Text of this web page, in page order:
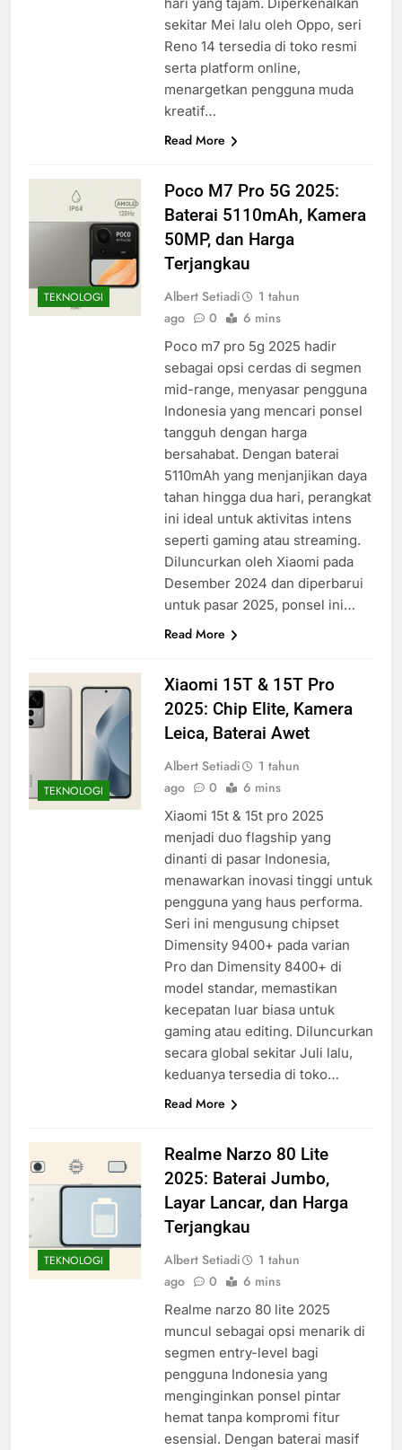
sekitar Mei lalu oleh Oppo, seri
Reno 14 tersedia di toko resmi
serta platform online,
menargetkan pengguna muda
kreatif…
Read More
TEKNOLOGI
Poco M7 Pro 5G 2025:
Baterai 5110mAh, Kamera
50MP, dan Harga
Terjangkau
Albert Setiadi
1 tahun
ago
0 6 mins
Poco m7 pro 5g 2025 hadir
sebagai opsi cerdas di segmen
mid-range, menyasar pengguna
Indonesia yang mencari ponsel
tangguh dengan harga
bersahabat. Dengan baterai
5110mAh yang menjanjikan daya
tahan hingga dua hari, perangkat
ini ideal untuk aktivitas intens
seperti gaming atau streaming.
Diluncurkan oleh Xiaomi pada
Desember 2024 dan diperbarui
untuk pasar 2025, ponsel ini…
Read More
TEKNOLOGI
Xiaomi 15T & 15T Pro
2025: Chip Elite, Kamera
Leica, Baterai Awet
Albert Setiadi
1 tahun
ago
0 6 mins
Xiaomi 15t & 15t pro 2025
menjadi duo flagship yang
dinanti di pasar Indonesia,
menawarkan inovasi tinggi untuk
pengguna yang haus performa.
Seri ini mengusung chipset
Dimensity 9400+ pada varian
Pro dan Dimensity 8400+ di
model standar, memastikan
kecepatan luar biasa untuk
gaming atau editing. Diluncurkan
secara global sekitar Juli lalu,
keduanya tersedia di toko…
Read More
TEKNOLOGI
Realme Narzo 80 Lite
2025: Baterai Jumbo,
Layar Lancar, dan Harga
Terjangkau
Albert Setiadi
1 tahun
ago
0 6 mins
Realme narzo 80 lite 2025
muncul sebagai opsi menarik di
segmen entry-level bagi
pengguna Indonesia yang
menginginkan ponsel pintar
hemat tanpa kompromi fitur
esensial. Dengan baterai masif